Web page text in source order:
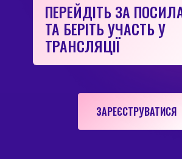
ПЕРЕЙДІТЬ ЗА
ТА БЕРІТЬ УЧАСТЬ У
ТРАНСЛЯЦІЇ
ЗАРЕЄСТРУВАТИСЯ